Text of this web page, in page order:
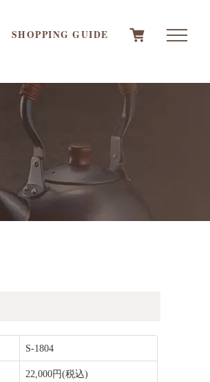
SHOPPING GUIDE
S-1804
22,000円(税込)